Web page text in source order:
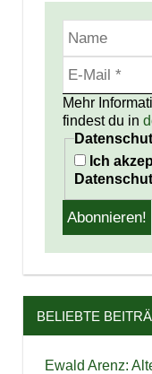
Mehr
findest du in
Ich
BELIEBTE
Ewald Arenz: